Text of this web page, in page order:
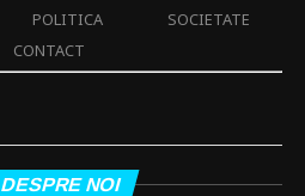
POLITICA
SOCIETATE
CONTACT
DESPRE NOI